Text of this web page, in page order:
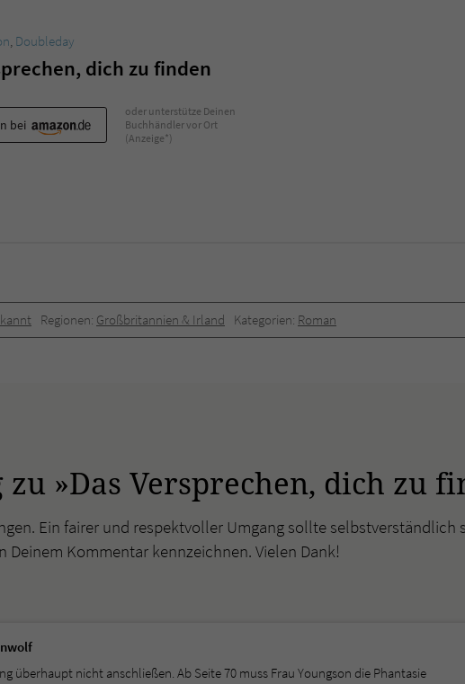
, Doubleday
dich zu finden
bei
oder unterstütze Deinen
Buchhändler vor Ort
(Anzeige*)
Regionen: Großbritannien & Irland Kategorien: Roman
»Das Versprechen, dich zu
Ein fairer und respektvoller Umgang sollte
Kommentar kennzeichnen. Vielen Dank!
überhaupt nicht anschließen. Ab Seite 70 muss Frau Youngson die Phantasie